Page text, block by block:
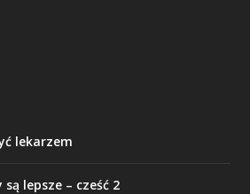
lekarzem
lepsze – cześć 2